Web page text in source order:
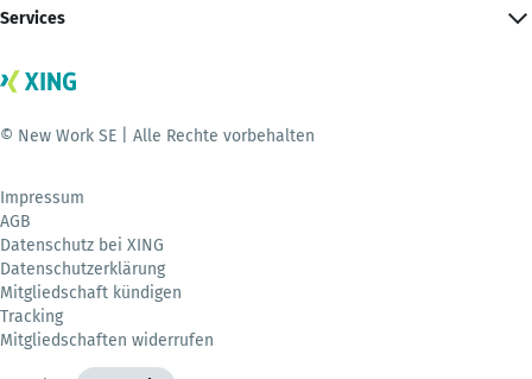
Services
© New Work SE | Alle Rechte vorbehalten
Impressum
AGB
Datenschutz bei XING
Datenschutzerklärung
Mitgliedschaft kündigen
Tracking
Mitgliedschaften widerrufen